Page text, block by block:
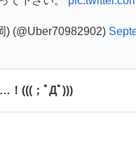
(@Uber70982902)
！(((；ﾟДﾟ)))